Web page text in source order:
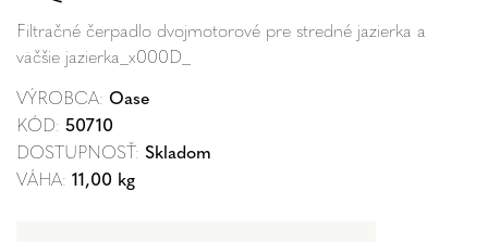
Filtračné čerpadlo dvojmotorové pre stredné jazierka a
väčšie jazierka_x000D_
VÝROBCA: Oase
KÓD: 50710
DOSTUPNOSŤ: Skladom
VÁHA: 11,00 kg